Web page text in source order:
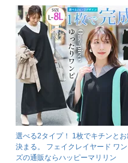
選べる2タイプ！ 1枚でキチンと
決まる。 フェイクレイヤード ワ
ズの通販ならハッピーマリリン